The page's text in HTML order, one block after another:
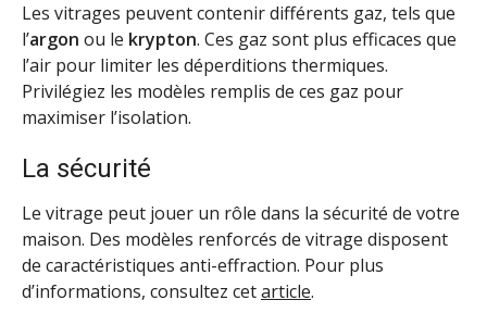
Les vitrages peuvent contenir différents gaz, tels que
l’argon ou le krypton. Ces gaz sont plus efficaces que
l’air pour limiter les déperditions thermiques.
Privilégiez les modèles remplis de ces gaz pour
maximiser l’isolation.
La sécurité
Le vitrage peut jouer un rôle dans la sécurité de votre
maison. Des modèles renforcés de vitrage disposent
de caractéristiques anti-effraction. Pour plus
d’informations, consultez cetarticle.